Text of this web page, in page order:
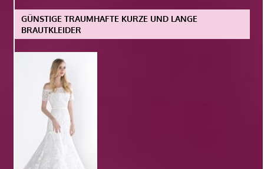
GÜNSTIGE TRAUMHAFTE KURZE UND LANGE
BRAUTKLEIDER